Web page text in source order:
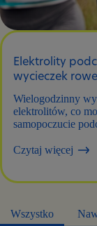
Elektrolity
wycieczek
Wielogodzinny
elektrolitów, co
samopoczucie
Czytaj więcej
Wszystko